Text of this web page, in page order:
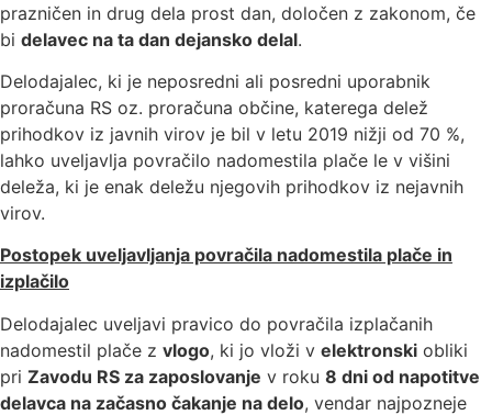
prazničen in drug dela prost dan, določen z zakonom, če
bi delavec na ta dan dejansko delal.
Delodajalec, ki je neposredni ali posredni uporabnik
proračuna RS oz. proračuna občine, katerega delež
prihodkov iz javnih virov je bil v letu 2019 nižji od 70 %,
lahko uveljavlja povračilo nadomestila plače le v višini
deleža, ki je enak deležu njegovih prihodkov iz nejavnih
virov.
Postopek uveljavljanja povračila nadomestila plače in
izplačilo
Delodajalec uveljavi pravico do povračila izplačanih
nadomestil plače z vlogo, ki jo vloži v elektronski obliki
pri Zavodu RS za zaposlovanje v roku 8 dni od napotitve
delavca na začasno čakanje na delo, vendar najpozneje